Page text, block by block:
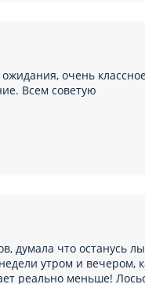
очень
Всем советую
думала что останусь
утром и вечером,
реально меньше!